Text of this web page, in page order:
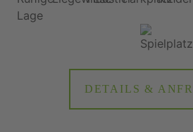
DETAILS &